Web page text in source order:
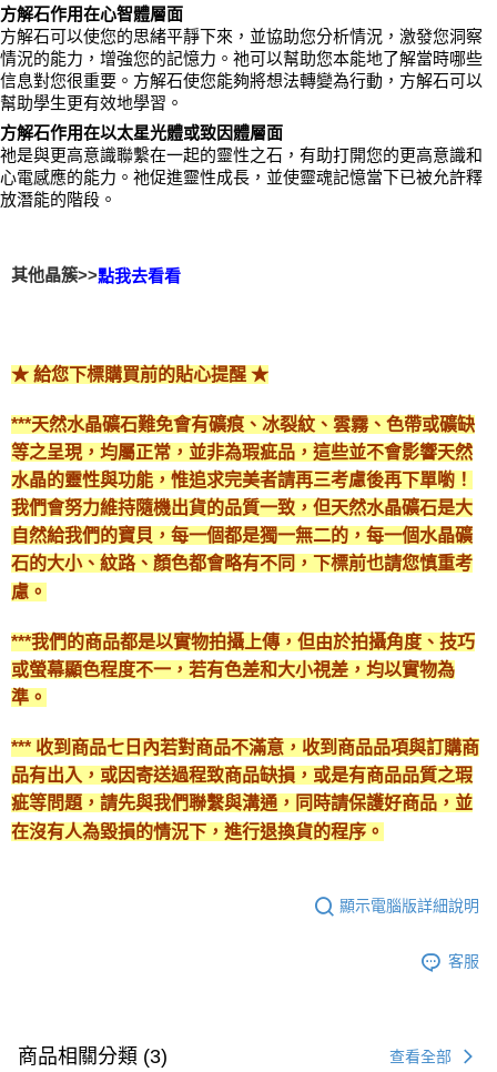
方解石作用在心智體層面
方解石可以使您的思緒平靜下來，並協助您分析情況，激發您洞察
情況的能力，增強您的記憶力。祂可以幫助您本能地了解當時哪些
信息對您很重要。方解石使您能夠將想法轉變為行動，方解石可以
幫助學生更有效地學習。
方解石作用在以太星光體或致因體層面
祂是與更高意識聯繫在一起的靈性之石，有助打開您的更高意識和
心電感應的能力。祂促進靈性成長，並使靈魂記憶當下已被允許釋
放潛能的階段。
其他晶簇>>點我去看看
★ 給您下標購買前的貼心提醒 ★
***天然水晶礦石難免會有礦痕、冰裂紋、雲霧、色帶或礦缺
等之呈現，均屬正常，並非為瑕疵品，這些並不會影響天然
水晶的靈性與功能，惟追求完美者請再三考慮後再下單喲！
我們會努力維持隨機出貨的品質一致，但天然水晶礦石是大
自然給我們的寶貝，每一個都是獨一無二的，每一個水晶礦
石的大小、紋路、顏色都會略有不同，下標前也請您慎重考
慮。
***我們的商品都是以實物拍攝上傳，但由於拍攝角度、技巧
或螢幕顯色程度不一，若有色差和大小視差，均以實物為
準。
*** 收到商品七日內若對商品不滿意，收到商品品項與訂購商
品有出入，或因寄送過程致商品缺損，或是有商品品質之瑕
疵等問題，請先與我們聯繫與溝通，同時請保護好商品，並
在沒有人為毀損的情況下，進行退換貨的程序。
顯示電腦版詳細說明
客服
商品相關分類 (3) 查看全部